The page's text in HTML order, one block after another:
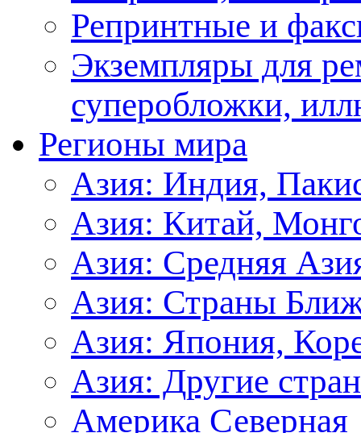
Репринтные и
Экземпляры для
суперобложки,
Регионы мира
Азия: Индия,
Азия: Китай,
Азия: Средняя
Азия: Страны
Азия: Япония,
Азия: Другие
Америка Северная